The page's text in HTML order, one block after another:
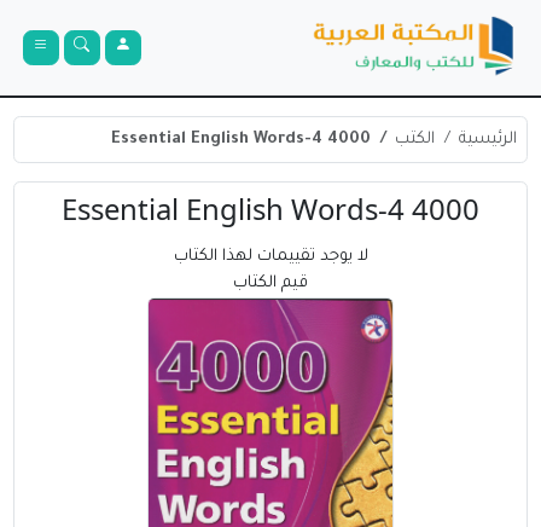
الرئيسية الكتب 4000 4-Essential English Words
4000 4-Essential English Words
لا يوجد تقييمات لهذا الكتاب
قيم الكتاب